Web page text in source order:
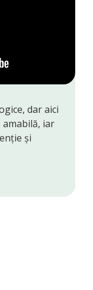
dar aici
amabilă, iar
și